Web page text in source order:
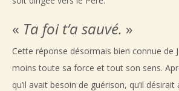
« Ta foi t’a sauvé. »
Cette réponse désormais bien connue de
moins toute sa force et tout son sens.
qu’il avait besoin de guérison, qu’il